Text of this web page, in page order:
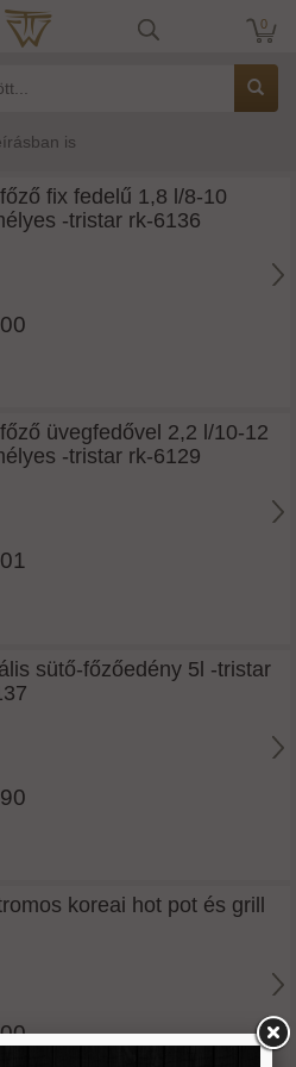
0
is
fix fedelű 1,8 l/8-10
-tristar rk-6136
üvegfedővel 2,2 l/10-12
-tristar rk-6129
sütő-főzőedény 5l -tristar
koreai hot pot és grill